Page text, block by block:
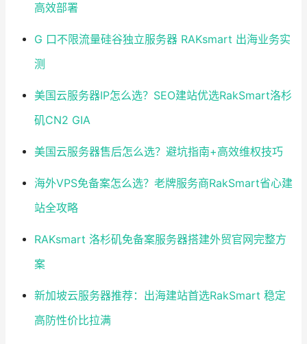
高效部署
G 口不限流量硅谷独立服务器 RAKsmart 出海业务实
测
美国云服务器IP怎么选？SEO建站优选RakSmart洛杉
矶CN2 GIA
美国云服务器售后怎么选？避坑指南+高效维权技巧
海外VPS免备案怎么选？老牌服务商RakSmart省心建
站全攻略
RAKsmart 洛杉矶免备案服务器搭建外贸官网完整方
案
新加坡云服务器推荐：出海建站首选RakSmart 稳定
高防性价比拉满